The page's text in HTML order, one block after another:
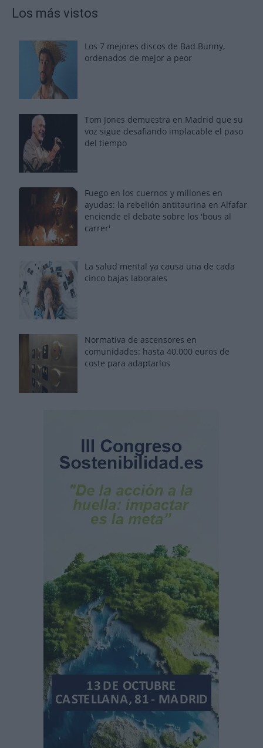
Los más vistos
Los 7 mejores discos de Bad Bunny,
ordenados de mejor a peor
Tom Jones demuestra en Madrid que su
voz sigue desafiando implacable el paso
del tiempo
Fuego en los cuernos y millones en
ayudas: la rebelión antitaurina en Alfafar
enciende el debate sobre los 'bous al
carrer'
La salud mental ya causa una de cada
cinco bajas laborales
Normativa de ascensores en
comunidades: hasta 40.000 euros de
coste para adaptarlos